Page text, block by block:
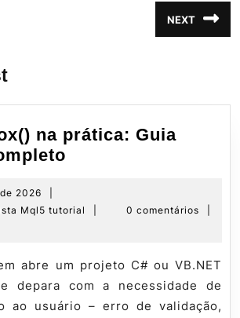
NEXT
post:
na prática: Guia
Guia
Completo
2026
de
2026
Mql5 tutorial
tutorial
0 comentários
depara com a necessidade de
ao usuário – erro de validação,